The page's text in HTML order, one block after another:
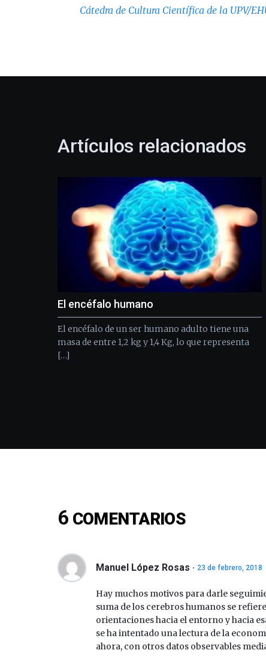
Cátedra de Cultura Científica de la UPV/
Artículos relacionados
El encéfalo humano
El encéfalo de un ser humano adulto tiene una
masa de entre 1,2 kg y 1,4 Kg, lo que representa
[…]
6 COMENTARIOS
Manuel López Rosas 23 de febrero, 2018
Hay muchos motivos para darle
suma de los cerebros humanos se
orientaciones hacia el entorno y hacia
se ha intentado una lectura de la
ahora, con otros datos observables